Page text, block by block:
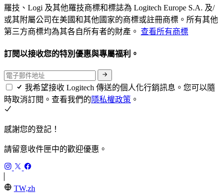
羅技、Logi 及其他羅技商標和標誌為 Logitech Europe S.A. 及/
或其附屬公司在美國和其他國家的商標或註冊商標。所有其他
第三方商標均為其各自所有者的財產。 查看所有商標
訂閱以接收您的特別優惠與專屬福利。
我希望接收 Logitech 傳送的個人化行銷訊息。您可以隨
時取消訂閱。查看我們的隱私權政策 。
感謝您的登記！
請留意收件匣中的歡迎優惠。
TW,zh